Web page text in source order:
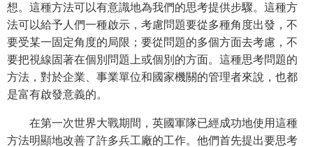
想。這種方法可以有意識地為我們的思考提供步驟。這種方
法可以給予人們一種啟示，考慮問題要從多種角度出發，不
要受某一固定角度的局限；要從問題的多個方面去考慮，不
要把視線固著在個別問題上或個別的方面。這種思考問題的
方法，對於企業、事業單位和國家機關的管理者來說，也都
是富有啟發意義的。
在第一次世界大戰期間，英國軍隊已經成功地使用這種
方法明顯地改善了許多兵工廠的工作。他們首先提出要思考